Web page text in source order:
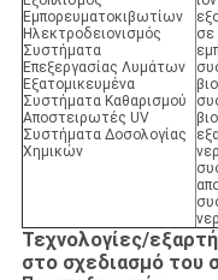
Εμπορευματοκιβωτίων
Ηλεκτροδειονισμός
Συστήματα
Επεξεργασίας Λυμάτων
Εξατομικευμένα
Συστήματα Καθαρισμού
Αποστειρωτές UV
Συστήματα Δοσολογίας
Χημικών
σε
Τεχνολογίες/
στο σχεδιασμό του